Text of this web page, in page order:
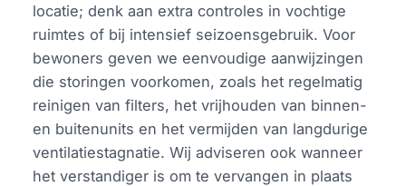
locatie; denk aan extra controles in vochtige
ruimtes of bij intensief seizoensgebruik. Voor
bewoners geven we eenvoudige aanwijzingen
die storingen voorkomen, zoals het regelmatig
reinigen van filters, het vrijhouden van binnen-
en buitenunits en het vermijden van langdurige
ventilatiestagnatie. Wij adviseren ook wanneer
het verstandiger is om te vervangen in plaats